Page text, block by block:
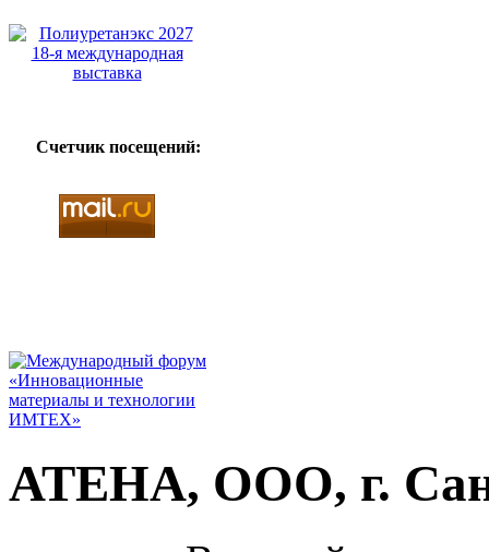
Счетчик посещений:
АТЕНА, ООО, г.